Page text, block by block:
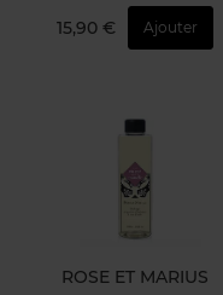
15,90 € Ajouter
ROSE ET MARIUS